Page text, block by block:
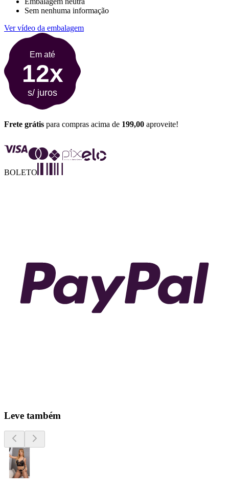
Sem nenhuma informação
Ver vídeo da embalagem
Em até
12x
s/ juros
Frete grátis para compras acima de 199,00 aproveite!
BOLETO
Leve também